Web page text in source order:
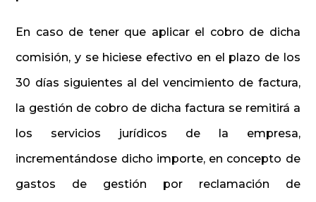
En caso de tener que aplicar el cobro de dicha
comisión, y se hiciese efectivo en el plazo de los
30 días siguientes al del vencimiento de factura,
la gestión de cobro de dicha factura se remitirá a
los servicios jurídicos de la empresa,
incrementándose dicho importe, en concepto de
gastos de gestión por reclamación de